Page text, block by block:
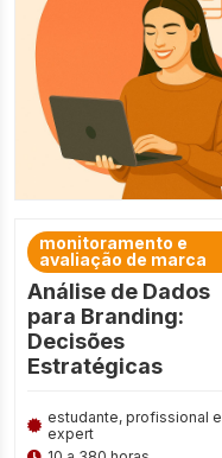
monitoramento e
avaliação de marca
Análise de Dados
para Branding:
Decisões
Estratégicas
estudante, profissional e
expert